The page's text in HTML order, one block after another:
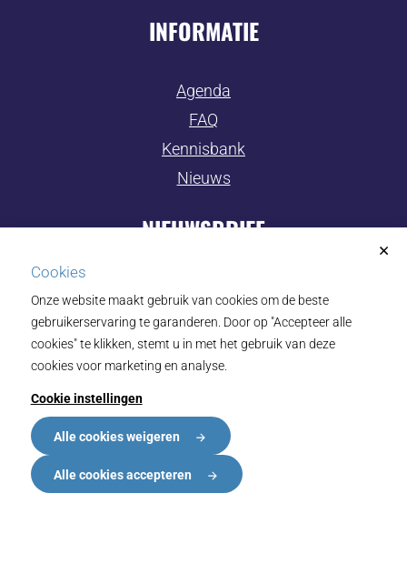
Cookies
Onze website maakt gebruik van cookies om de beste
gebruikerservaring te garanderen. Door op "Accepteer alle
cookies" te klikken, stemt u in met het gebruik van deze
cookies voor marketing en analyse.
Cookie instellingen
Alle cookies weigeren
Alle cookies accepteren
INFORMATIE
Agenda
FAQ
Kennisbank
Nieuws
NIEUWSBRIEF
rondom eIDAS in de zorg? Schrijf je dan in voor de
nieuwsbrief (opent
in
nieuw
van het programma.
LinkedInYoutube